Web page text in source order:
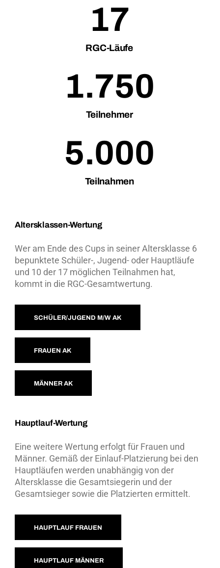
RGC-Läufe
17
Teilnehmer
1.750
Teilnahmen
5.000
Altersklassen-Wertung
Wer am Ende des Cups in seiner Altersklasse 6
bepunktete Schüler-, Jugend- oder Hauptläufe
und 10 der 17 möglichen Teilnahmen hat,
kommt in die RGC-Gesamtwertung.
SCHÜLER/JUGEND M/W AK
FRAUEN AK
MÄNNER AK
Hauptlauf-Wertung
Eine weitere Wertung erfolgt für Frauen und
Männer. Gemäß der Einlauf-Platzierung bei den
Hauptläufen werden unabhängig von der
Altersklasse die Gesamtsiegerin und der
Gesamtsieger sowie die Platzierten ermittelt.
HAUPTLAUF FRAUEN
HAUPTLAUF MÄNNER